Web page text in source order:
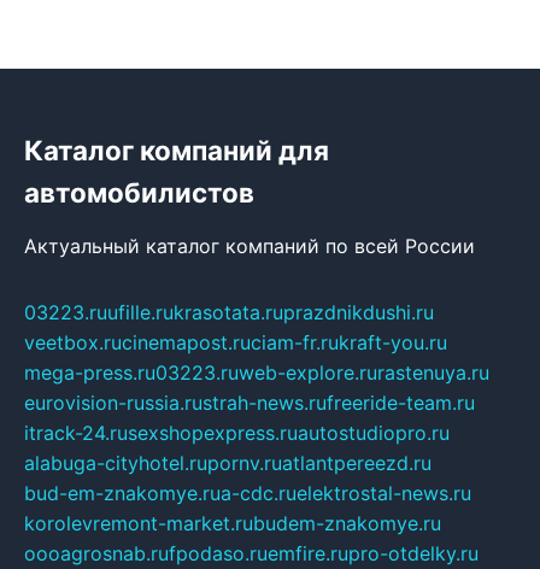
Каталог компаний для
автомобилистов
Актуальный каталог компаний по всей России
03223.ruufille.rukrasotata.ruprazdnikdushi.ru
veetbox.rucinemapost.ruciam-fr.rukraft-you.ru
mega-press.ru03223.ruweb-explore.rurastenuya.ru
eurovision-russia.rustrah-news.rufreeride-team.ru
itrack-24.rusexshopexpress.ruautostudiopro.ru
alabuga-cityhotel.rupornv.ruatlantpereezd.ru
bud-em-znakomye.rua-cdc.ruelektrostal-news.ru
korolevremont-market.rubudem-znakomye.ru
oooagrosnab.rufpodaso.ruemfire.rupro-otdelky.ru